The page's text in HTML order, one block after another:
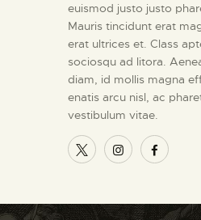
euismod justo justo
Mauris tincidunt erat
erat ultrices et. Class
sociosqu ad litora.
diam, id mollis magna
enatis arcu nisl, ac
vestibulum vitae.